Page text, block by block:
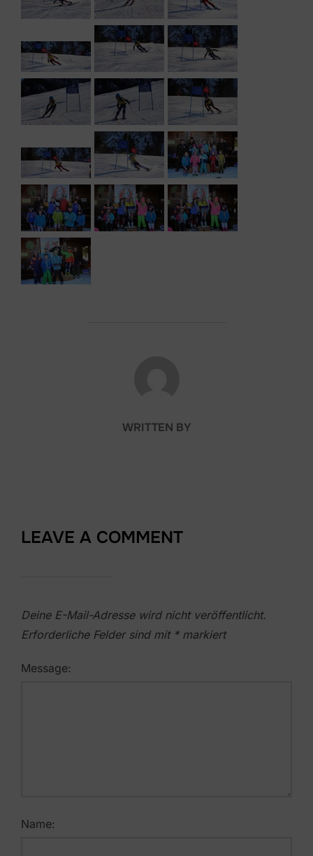
WRITTEN BY
LEAVE A COMMENT
Deine E-Mail-Adresse wird nicht veröffentlicht.
Erforderliche Felder sind mit *markiert
Message:
Name: